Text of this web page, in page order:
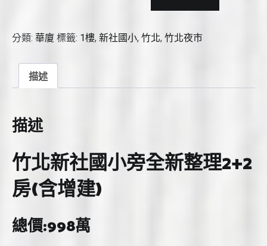
國
旁
增
建)
分類: 華廈 標籤: 1樓, 新社國小, 竹北, 竹北夜市
描述
描述
竹北新社國小旁全新整理2+2
房(含增建)
總價:998萬